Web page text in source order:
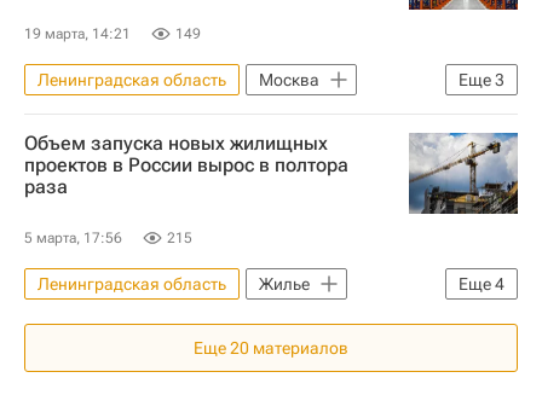
19 марта, 14:21 149
Еще3
Ленинградская область
Москва
Санкт-Петербург
Склады
Коммерческая недвижимость
Объем запуска новых жилищных
проектов в России вырос в полтора
раза
5 марта, 17:56 215
Еще4
Ленинградская область
Жилье
Россия
Москва
Строительство
Еще20 материалов